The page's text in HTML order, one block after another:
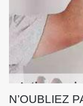
N’OUBLIEZ